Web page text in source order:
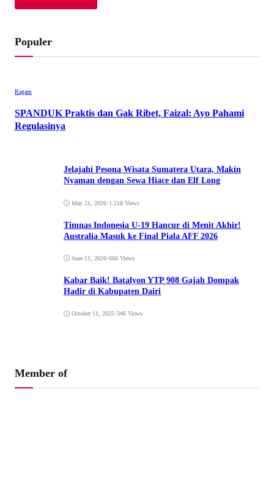
Populer
Ragam
SPANDUK Praktis dan Gak Ribet, Faizal: Ayo Pahami
Regulasinya
Jelajahi Pesona Wisata Sumatera Utara, Makin
Nyaman dengan Sewa Hiace dan Elf Long
May 21, 2026•1.218 Views
Timnas Indonesia U-19 Hancur di Menit Akhir!
Australia Masuk ke Final Piala AFF 2026
June 11, 2026•666 Views
Kabar Baik! Batalyon YTP 908 Gajah Dompak
Hadir di Kabupaten Dairi
October 11, 2025•346 Views
Member of